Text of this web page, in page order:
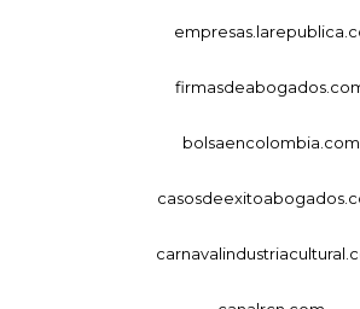
bolsaencolombia.com